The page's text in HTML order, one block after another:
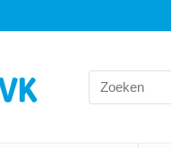
Search
for: